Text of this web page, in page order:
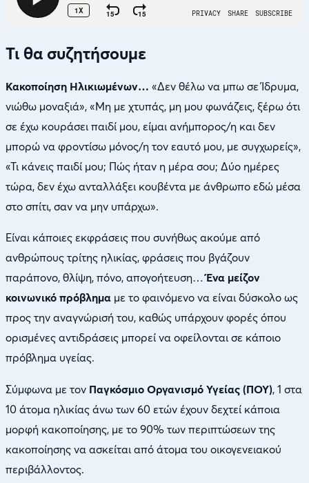
Τι θα συζητήσουμε
Κακοποίηση Ηλικιωμένων… «Δεν θέλω να μπω σε Ίδρυμα,
νιώθω μοναξιά», «Μη με χτυπάς, μη μου φωνάζεις, ξέρω ότι
σε έχω κουράσει παιδί μου, είμαι ανήμπορος/η και δεν
μπορώ να φροντίσω μόνος/η τον εαυτό μου, με συγχωρείς»,
«Τι κάνεις παιδί μου; Πώς ήταν η μέρα σου; Δύο ημέρες
τώρα, δεν έχω ανταλλάξει κουβέντα με άνθρωπο εδώ μέσα
στο σπίτι, σαν να μην υπάρχω».
Είναι κάποιες εκφράσεις που συνήθως ακούμε από
ανθρώπους τρίτης ηλικίας, φράσεις που βγάζουν
παράπονο, θλίψη, πόνο, απογοήτευση…Ένα μείζον
κοινωνικό πρόβλημα με το φαινόμενο να είναι δύσκολο ως
προς την αναγνώρισή του, καθώς υπάρχουν φορές όπου
ορισμένες αντιδράσεις μπορεί να οφείλονται σε κάποιο
πρόβλημα υγείας.
Σύμφωνα με τον Παγκόσμιο Οργανισμό Υγείας (ΠΟΥ), 1 στα
10 άτομα ηλικίας άνω των 60 ετών έχουν δεχτεί κάποια
μορφή κακοποίησης, με το 90% των περιπτώσεων της
κακοποίησης να ασκείται από άτομα του οικογενειακού
περιβάλλοντος.